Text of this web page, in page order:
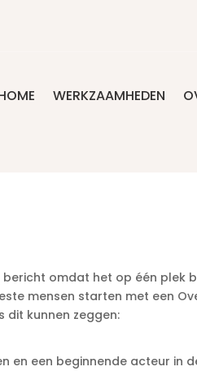
WERKZAAMHEDEN
omdat het op één plek
mensen starten met een
dit kunnen zeggen:
en een beginnende acteur in